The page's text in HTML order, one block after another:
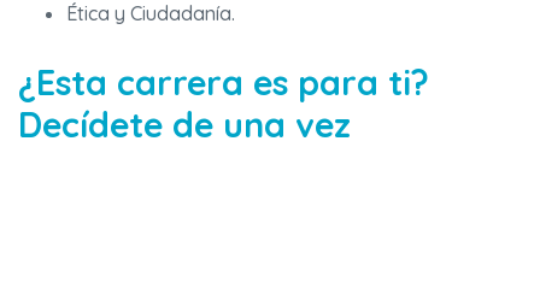
Ética y Ciudadanía.
¿Esta carrera es para ti?
Decídete de una vez